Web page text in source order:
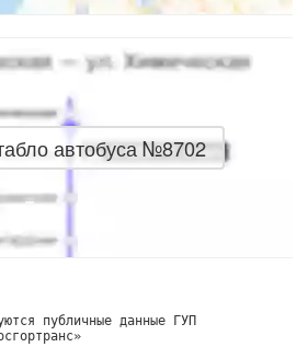
автобуса №8702
публичные данные ГУП